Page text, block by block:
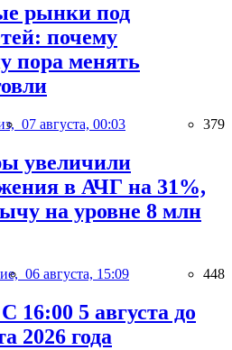
рынки под
почему
пора менять
07 августа, 00:03 379
увеличили
в АЧГ на 31%,
на уровне 8 млн
06 августа, 15:09 448
16:00 5 августа до
2026 года